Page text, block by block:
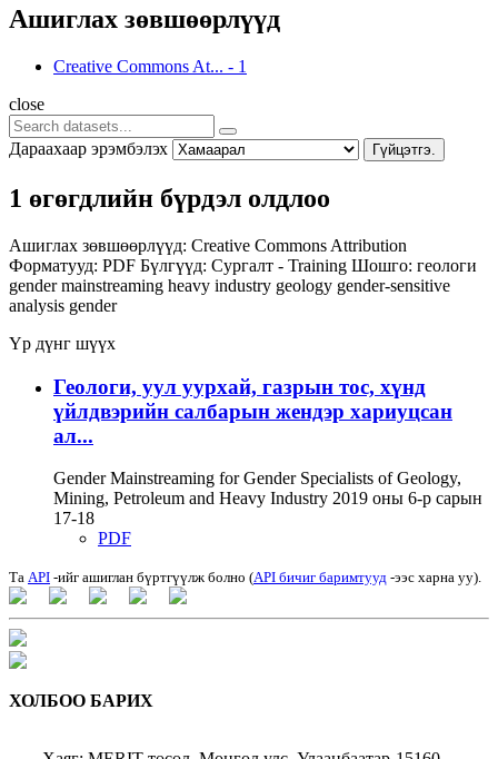
Ашиглах зөвшөөрлүүд
Creative Commons At... - 1
close
Дараахаар эрэмбэлэх Гүйцэтгэ.
1 өгөгдлийн бүрдэл олдлоо
Ашиглах зөвшөөрлүүд: Creative Commons Attribution
Форматууд: PDF Бүлгүүд: Сургалт - Training Шошго: геологи
gender mainstreaming heavy industry geology gender-sensitive
analysis gender
Үр дүнг шүүх
Геологи, уул уурхай, газрын тос, хүнд
үйлдвэрийн салбарын жендэр хариуцсан
ал...
Gender Mainstreaming for Gender Specialists of Geology,
Mining, Petroleum and Heavy Industry 2019 оны 6-р сарын
17-18
PDF
Та API -ийг ашиглан бүртгүүлж болно (API бичиг баримтууд -ээс харна уу).
ХОЛБОО БАРИХ